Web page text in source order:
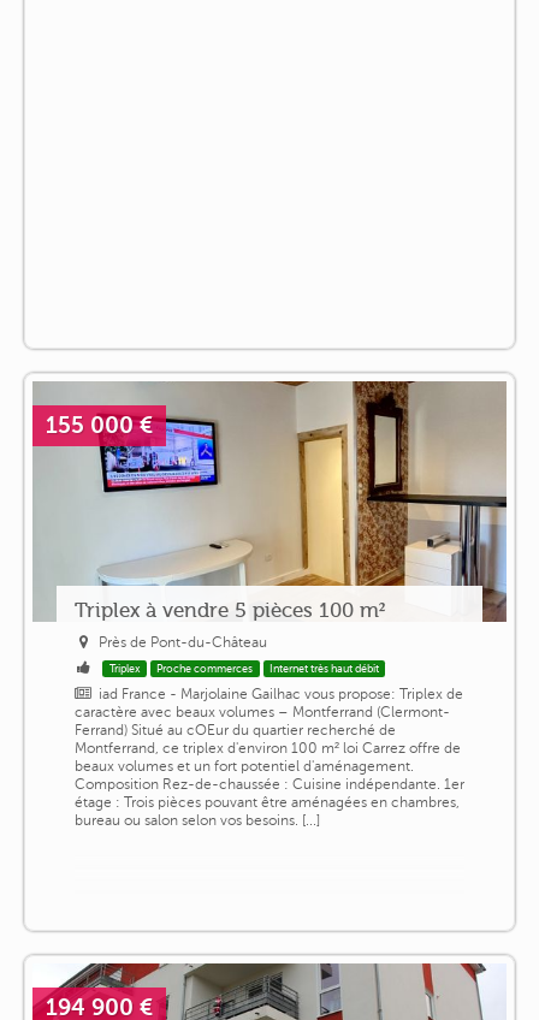
155 000 €
Triplex à vendre 5 pièces 100 m²
Près de Pont-du-Château
Triplex Proche commerces Internet très haut débit
iad France - Marjolaine Gailhac vous propose: Triplex de
caractère avec beaux volumes – Montferrand (Clermont-
Ferrand) Situé au cOEur du quartier recherché de
Montferrand, ce triplex d'environ 100 m² loi Carrez offre de
beaux volumes et un fort potentiel d'aménagement.
Composition Rez-de-chaussée : Cuisine indépendante. 1er
étage : Trois pièces pouvant être aménagées en chambres,
bureau ou salon selon vos besoins. [...]
194 900 €